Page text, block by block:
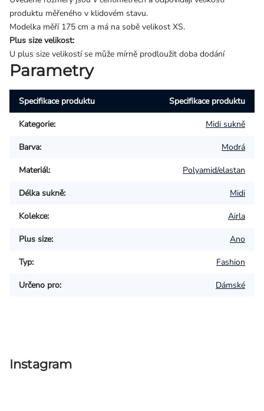
produktu měřeného v klidovém stavu.
Modelka měří 175 cm a má na sobě velikost XS.
Plus size velikost:
U plus size velikostí se může mírně prodloužit doba dodání
Parametry
Specifikace produktu Specifikace produktu
Kategorie: Midi sukně
Barva: Modrá
Materiál: Polyamid/elastan
Délka sukně: Midi
Kolekce: Airla
Plus size: Ano
Typ: Fashion
Určeno pro: Dámské
Instagram